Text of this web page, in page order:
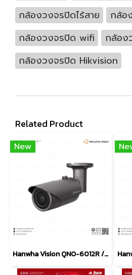
กล้องวงจรปิดไร้สาย
กล้อ
กล้องวงจรปิด wifi
กล้อง
กล้องวงจรปิด Hikvision
Related Product
New
Hanwha Vision QNO-6012R / 2MP H.265 IR Bullet Camera